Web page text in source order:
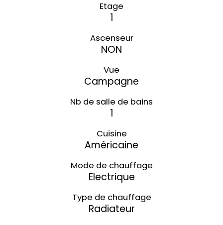
Etage
1
Ascenseur
NON
Vue
Campagne
Nb de salle de bains
1
Cuisine
Américaine
Mode de chauffage
Electrique
Type de chauffage
Radiateur